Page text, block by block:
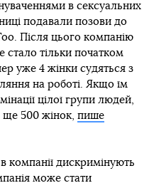
в сексуальних
подавали позови до
Після цього компанію
стало тільки початком
уже 4 жінки судяться з
на роботі. Якщо їм
цілої групи людей,
ще 500 жінок, пише
дискримінують
може стати